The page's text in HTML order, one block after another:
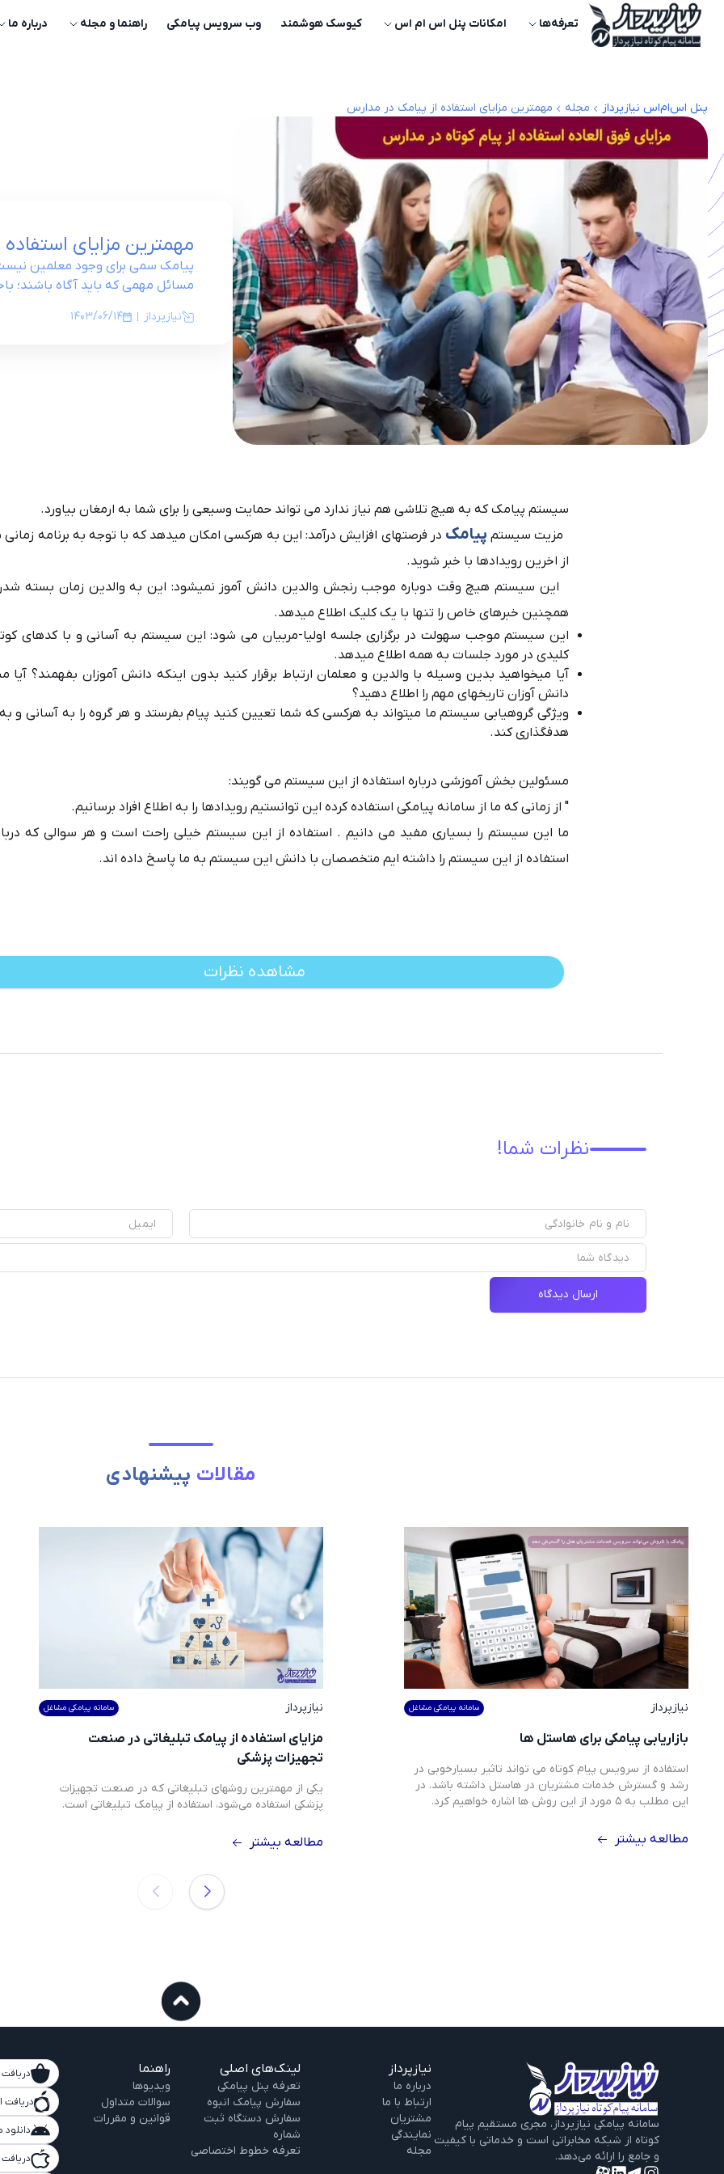
تعرفه‌ها امکانات پنل اس ام اس کیوسک هوشمند وب سرویس پیامکی راهنما و مجله درباره‌ ما
پنل اس‌ام‌اس نیازپرداز مجله مهمترین مزایای استفاده از پیامک در مدارس
مهمترین مزایای
پیامک سمی برای وجود معلمین
مسائل مهمی که باید آگاه باشند؛
نیازپرداز 1403/06/14
سیستم پیامک که به هیچ تلاشی هم نیاز ندارد می تواند حمایت وسیعی را برای شما به ارمغان بیاورد.
مزیت سیستم پیامک در فرصت­های افزایش درآمد: این به هرکسی امکان می­دهد که با توجه به برنامه زمانی
از اخرین رویدادها با خبر شوید.
این سیستم هیچ وقت دوباره موجب رنجش والدین دانش آموز نمی­شود: این به والدین زمان بسته
همچنین خبرهای خاص را تنها با یک کلیک اطلاع می­دهد.
این سیستم موجب سهولت در برگزاری جلسه اولیا-مربیان می شود: این سیستم به آسانی و با کدهای
کلیدی در مورد جلسات به همه اطلاع می­دهد.
آیا میخواهید بدین وسیله با والدین و معلمان ارتباط برقرار کنید بدون اینکه دانش آموزان بفهمند؟ آیا
دانش آوزان تاریخ­های مهم را اطلاع دهید؟
ویژگی گروه­یابی سیستم ما میتواند به هرکسی که شما تعیین کنید پیام بفرستد و هر گروه را به آسانی و به
هدفگذاری کند.
مسئولین بخش آموزشی درباره استفاده از این سیستم می گویند:
" از زمانی که ما از سامانه پیامکی استفاده کرده این توانستیم رویدادها را به اطلاع افراد برسانیم.
ما این سیستم را بسیاری مفید می دانیم . استفاده از این سیستم خیلی راحت است و هر سوالی که
استفاده از این سیستم را داشته ایم متخصصان با دانش این سیستم به ما پاسخ داده اند.
مشاهده نظرات
نظرات شما!
ارسال دیدگاه
مقالات پیشنهادی
نیازپرداز سامانه پیامکی مشاغل
بازاریابی پیامکی برای هاستل ها
این مطلب به 5 مورد از این روش ها اشاره خواهیم کرد.
مطالعه بیشتر
نیازپرداز سامانه پیامکی مشاغل
مزایای استفاده از پیامک تبلیغاتی در صنعت
تجهیزات پزشکی
پزشکی استفاده می‌شود، استفاده از پیامک تبلیغاتی است.
مطالعه بیشتر
سامانه پیامکی نیازپرداز، مجری مستقیم پیام‌
کوتاه از شبکه مخابراتی است و خدماتی با کیفیت
و جامع را ارائه می‌دهد.
نیازپرداز
درباره‌ ما
ارتباط با ما
مشتریان
نمایندگی
مجله
لینک‌های اصلی
تعرفه پنل پیامکی
سفارش پیامک انبوه
سفارش دستگاه ثبت
شماره
تعرفه خطوط اختصاصی
راهنما
ویدیو‌ها
سوالات متداول
قوانین و مقررات
دریافت